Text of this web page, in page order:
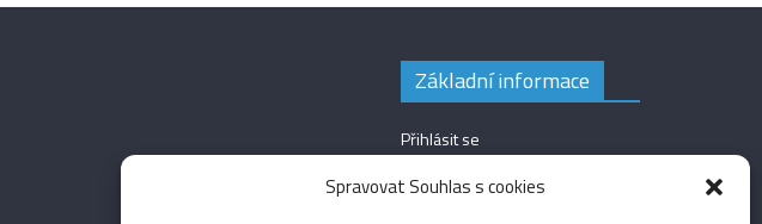
Spravovat Souhlas s cookies
Základní informace
Přihlásit se
Zdroj kanálů (příspěvky)